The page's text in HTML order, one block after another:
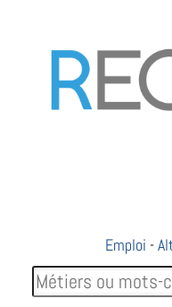
Emploi -